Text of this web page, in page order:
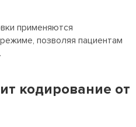
применяются
позволяя пациентам
кодирование от